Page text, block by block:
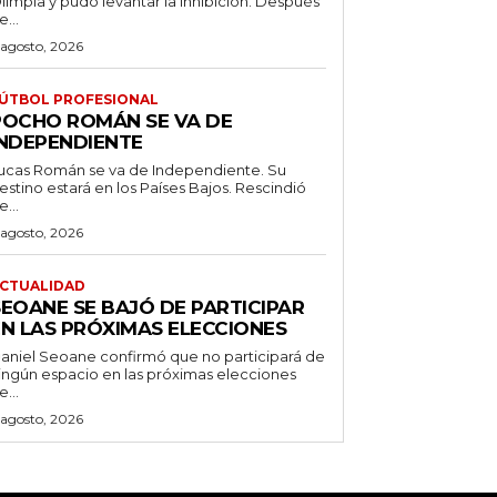
2026
PROFESIONAL
ROMÁN SE VA DE
Román se va de Independiente. Su
estará en los Países Bajos. Rescindió
2026
SE BAJÓ DE PARTICIPAR
LAS PRÓXIMAS ELECCIONES
Seoane confirmó que no participará de
espacio en las próximas elecciones
2026